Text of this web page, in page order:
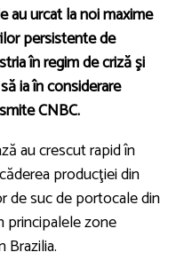
au urcat la noi maxime
persistente de
în regim de criză şi
ia în considerare
CNBC.
au crescut rapid în
producţiei din
de suc de portocale din
principalele zone